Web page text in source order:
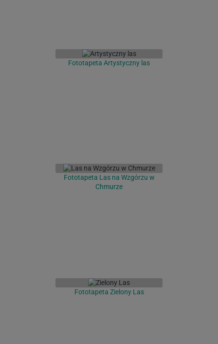
Fototapeta Artystyczny las
Fototapeta Las na Wzgórzu w
Chmurze
Fototapeta Zielony Las